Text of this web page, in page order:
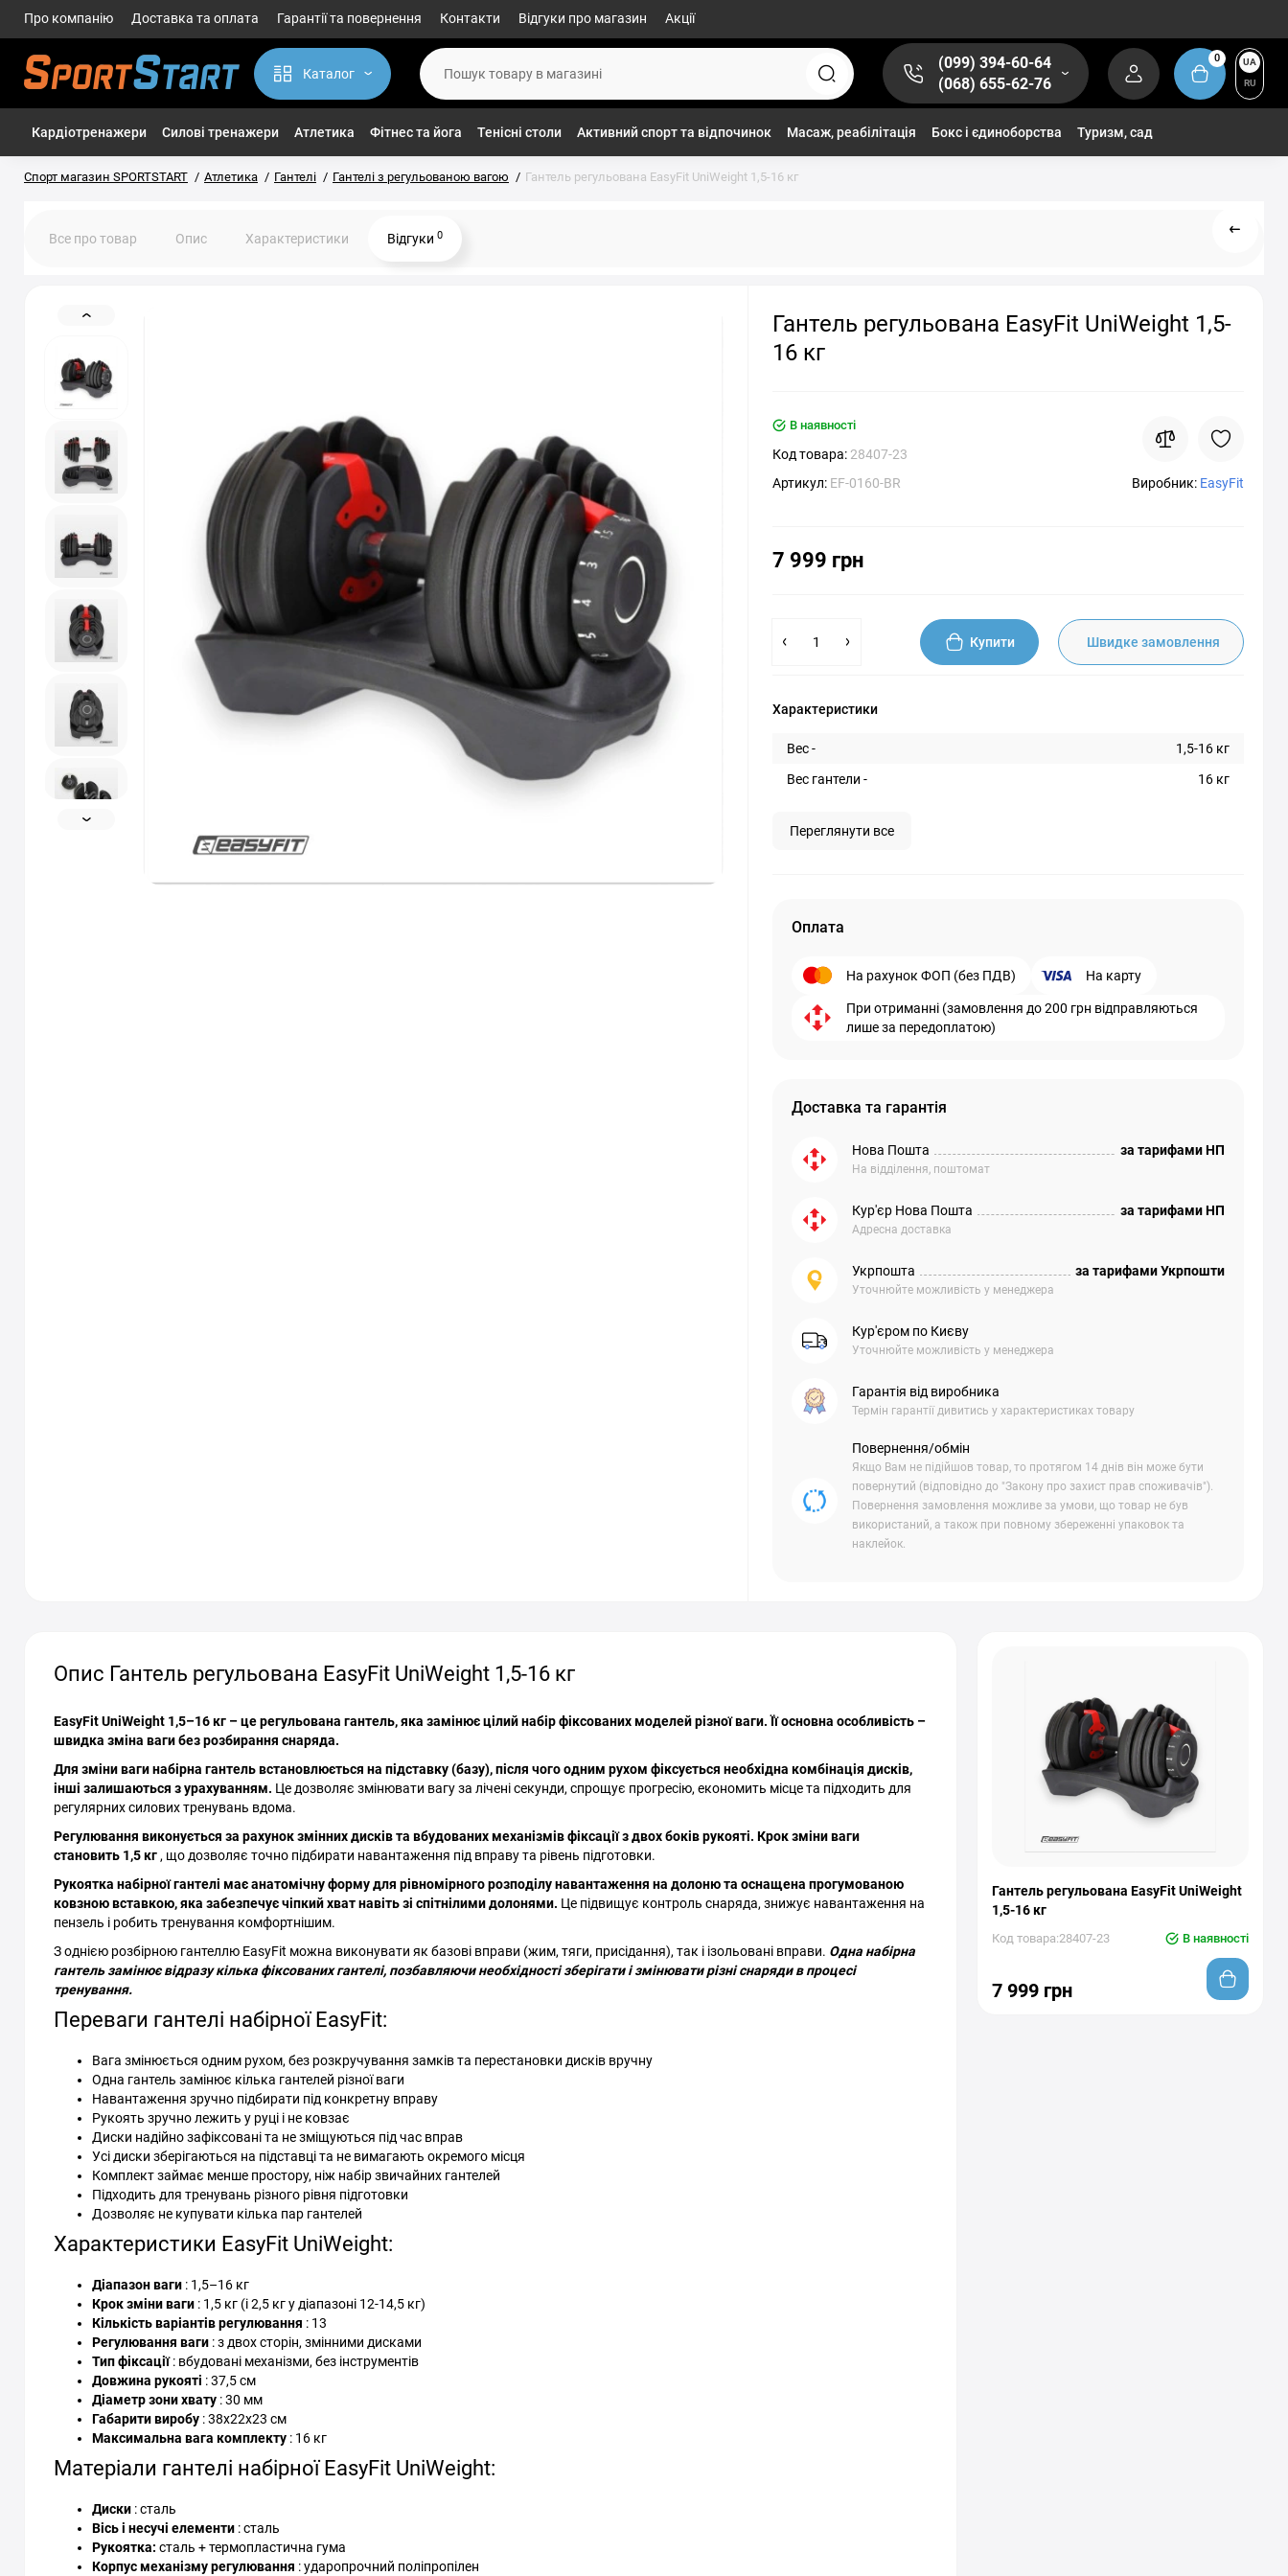
Про компанію Доставка та оплата Гарантії та повернення Контакти Відгуки про магазин Акції
Каталог
(099) 394-60-64
(068) 655-62-76
0
UA
RU
Кардіотренажери Силові тренажери Атлетика Фітнес та йога Тенісні столи Активний спорт та відпочинок Масаж, реабілітація Бокс і єдиноборства Туризм, сад
Спорт магазин SPORTSTART Атлетика Гантелі Гантелі з регульованою вагою Гантель регульована EasyFit UniWeight 1,5-16 кг
Все про товар Опис Характеристики Відгуки 0
Гантель регульована EasyFit UniWeight 1,5-
16 кг
В наявності
Код товара: 28407-23
Артикул: EF-0160-BR Виробник: EasyFit
7 999 грн
Купити Швидке замовлення
Характеристики
Вес -
1,5-16 кг
Вес гантели -
16 кг
Переглянути все
Оплата
На рахунок ФОП (без ПДВ) На карту
При отриманні (замовлення до 200 грн відправляються
лише за передоплатою)
Доставка та гарантія
Нова Пошта
На відділення, поштомат
за тарифами НП
Кур'єр Нова Пошта
Адресна доставка
за тарифами НП
Укрпошта
Уточнюйте можливість у менеджера
за тарифами Укрпошти
Кур'єром по Києву
Уточнюйте можливість у менеджера
Гарантія від виробника
Термін гарантії дивитись у характеристиках товару
Повернення/обмін
Якщо Вам не підійшов товар, то протягом 14 днів він може бути
повернутий (відповідно до "Закону про захист прав споживачів").
Повернення замовлення можливе за умови, що товар не був
використаний, а також при повному збереженні упаковок та
наклейок.
Опис Гантель регульована EasyFit UniWeight 1,5-16 кг
EasyFit UniWeight 1,5–16 кг – це регульована гантель, яка замінює цілий набір фіксованих моделей різної ваги. Її основна особливість –
швидка зміна ваги без розбирання снаряда.
Для зміни ваги набірна гантель встановлюється на підставку (базу), після чого одним рухом фіксується необхідна комбінація дисків,
інші залишаються з урахуванням. Це дозволяє змінювати вагу за лічені секунди, спрощує прогресію, економить місце та підходить для
регулярних силових тренувань вдома.
Регулювання виконується за рахунок змінних дисків та вбудованих механізмів фіксації з двох боків рукояті. Крок зміни ваги
становить 1,5 кг , що дозволяє точно підбирати навантаження під вправу та рівень підготовки.
Рукоятка набірної гантелі має анатомічну форму для рівномірного розподілу навантаження на долоню та оснащена прогумованою
ковзною вставкою, яка забезпечує чіпкий хват навіть зі спітнілими долонями. Це підвищує контроль снаряда, знижує навантаження на
пензель і робить тренування комфортнішим.
З однією розбірною гантеллю EasyFit можна виконувати як базові вправи (жим, тяги, присідання), так і ізольовані вправи. Одна набірна
гантель замінює відразу кілька фіксованих гантелі, позбавляючи необхідності зберігати і змінювати різні снаряди в процесі
тренування.
Переваги гантелі набірної EasyFit:
Вага змінюється одним рухом, без розкручування замків та перестановки дисків вручну
Одна гантель замінює кілька гантелей різної ваги
Навантаження зручно підбирати під конкретну вправу
Рукоять зручно лежить у руці і не ковзає
Диски надійно зафіксовані та не зміщуються під час вправ
Усі диски зберігаються на підставці та не вимагають окремого місця
Комплект займає менше простору, ніж набір звичайних гантелей
Підходить для тренувань різного рівня підготовки
Дозволяє не купувати кілька пар гантелей
Характеристики EasyFit UniWeight:
Діапазон ваги : 1,5–16 кг
Крок зміни ваги : 1,5 кг (і 2,5 кг у діапазоні 12-14,5 кг)
Кількість варіантів регулювання : 13
Регулювання ваги : з двох сторін, змінними дисками
Тип фіксації: вбудовані механізми, без інструментів
Довжина рукояті : 37,5 см
Діаметр зони хвату : 30 мм
Габарити виробу : 38х22х23 см
Максимальна вага комплекту : 16 кг
Матеріали гантелі набірної EasyFit UniWeight:
Диски : сталь
Вісь і несучі елементи : сталь
Рукоятка: сталь + термопластична гума
Корпус механізму регулювання : ударопрочний поліпропілен
Гантель регульована EasyFit UniWeight
1,5-16 кг
Код товара:28407-23 В наявності
7 999 грн